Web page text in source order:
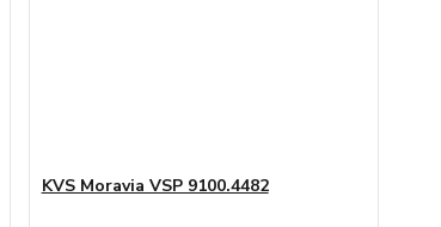
KVS Moravia VSP 9100.4482